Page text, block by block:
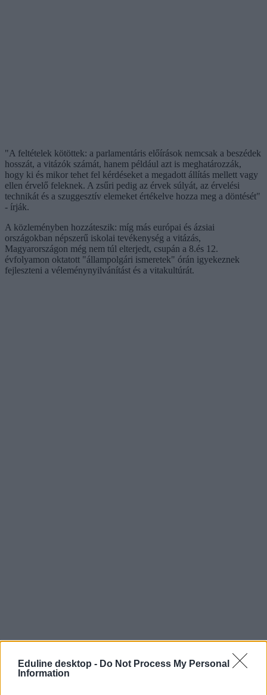
Eduline desktop - Do Not Process My Personal
Information
"A feltételek kötöttek: a parlamentáris előírások nemcsak a beszédek
hosszát, a vitázók számát, hanem például azt is meghatározzák,
hogy ki és mikor tehet fel kérdéseket a megadott állítás mellett vagy
ellen érvelő feleknek. A zsűri pedig az érvek súlyát, az érvelési
technikát és a szuggesztív elemeket értékelve hozza meg a döntését"
- írják.
A közleményben hozzáteszik: míg más európai és ázsiai
országokban népszerű iskolai tevékenység a vitázás,
Magyarországon még nem túl elterjedt, csupán a 8.és 12.
évfolyamon oktatott "állampolgári ismeretek" órán igyekeznek
fejleszteni a véleménynyilvánítást és a vitakultúrát.